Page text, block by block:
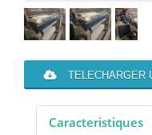
TELECHARGER
Caracteristiques